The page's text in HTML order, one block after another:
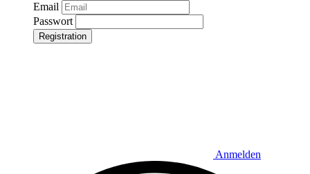
Email
Passwort
Registration
Anmelden